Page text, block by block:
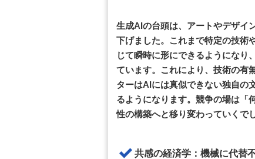
生成AIの台頭は、アートやデザイ
下げました。これまで特定の技術
じて瞬時に形にできるようになり
ています。これにより、技術の有
ターはAIには真似できない独自の
るようになります。競争の場は「
性の構築へと移り変わっていくで
共感の経済学：機械に代替